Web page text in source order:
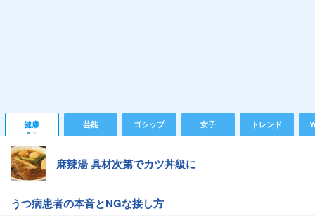
健康 芸能 ゴシップ 女子 トレンド
麻辣湯 具材次第でカツ丼級に
うつ病患者の本音とNGな接し方